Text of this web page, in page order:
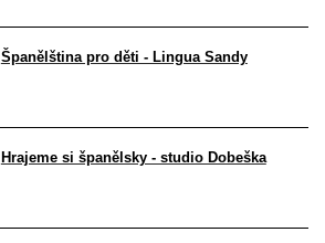
Španělština pro děti - Lingua Sandy
Hrajeme si španělsky - studio Dobeška